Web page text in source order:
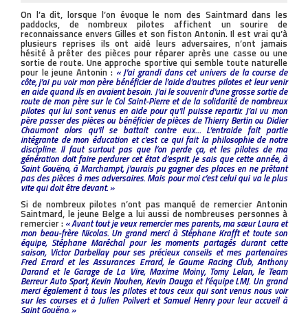
On l’a dit, lorsque l’on évoque le nom des Saintmard dans les
paddocks, de nombreux pilotes affichent un sourire de
reconnaissance envers Gilles et son fiston Antonin. Il est vrai qu’à
plusieurs reprises ils ont aidé leurs adversaires, n’ont jamais
hésité à prêter des pièces pour réparer après une casse ou une
sortie de route. Une approche sportive qui semble toute naturelle
pour le jeune Antonin :« J’ai grandi dans cet univers de la course de
côte, j’ai pu voir mon père bénéficier de l’aide d’autres pilotes et leur venir
en aide quand ils en avaient besoin. J’ai le souvenir d’une grosse sortie de
route de mon père sur le Col Saint-Pierre et de la solidarité de nombreux
pilotes qui lui sont venus en aide pour qu’il puisse repartir. J’ai vu mon
père passer des pièces ou bénéficier de pièces de Thierry Bertin ou Didier
Chaumont alors qu’il se battait contre eux… L’entraide fait partie
intégrante de mon éducation et c’est ce qui fait la philosophie de notre
discipline. Il faut surtout pas que l’on perde ça, et les pilotes de ma
génération doit faire perdurer cet état d’esprit. Je sais que cette année, à
Saint Gouëno, à Marchampt, j’aurais pu gagner des places en ne prêtant
pas des pièces à mes adversaires. Mais pour moi c’est celui qui va le plus
vite qui doit être devant. »
Si de nombreux pilotes n’ont pas manqué de remercier Antonin
Saintmard, le jeune Belge a lui aussi de nombreuses personnes à
remercier : « Avant tout je veux remercier mes parents, ma sœur Laura et
mon beau-frère Nicolas. Un grand merci à Stéphane Krafft et toute son
équipe, Stéphane Maréchal pour les moments partagés durant cette
saison, Victor Darbellay pour ses précieux conseils et mes partenaires
Fred Errard et les Assurances Errard, le Gaume Racing Club, Anthony
Darand et le Garage de La Vire, Maxime Moiny, Tomy Lelan, le Team
Berreur Auto Sport, Kevin Nouhen, Kevin Dauga et l’équipe LMJ. Un grand
merci également à tous les pilotes et tous ceux qui sont venus nous voir
sur les courses et à Julien Poilvert et Samuel Henry pour leur accueil à
Saint Gouëno. »